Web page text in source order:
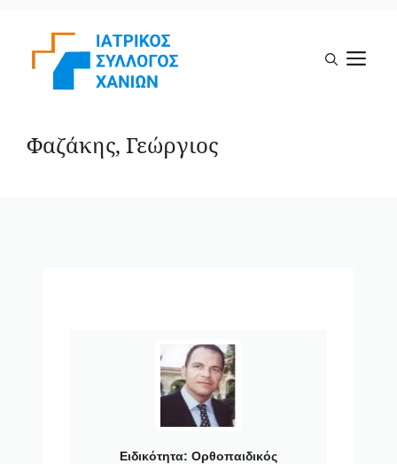
περιεχόμενο
Φαζάκης, Γεώργιος
Ειδικότητα: Ορθοπαιδικός